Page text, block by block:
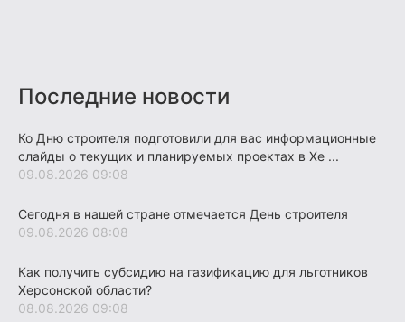
Последние новости
Ко Дню строителя подготовили для вас информационные
слайды о текущих и планируемых проектах в Хе ...
09.08.2026 09:08
Сегодня в нашей стране отмечается День строителя
09.08.2026 08:08
Как получить субсидию на газификацию для льготников
Херсонской области?
08.08.2026 09:08